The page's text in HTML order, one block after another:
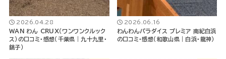
2026.04.28
WAN わん CRUX（ワンワンクルック
ス）の口コミ・感想（千葉県｜九十九里・
銚子）
2026.06.16
わんわんパラダイス プレミア 南紀白浜
の口コミ・感想（和歌山県｜白浜・龍神）